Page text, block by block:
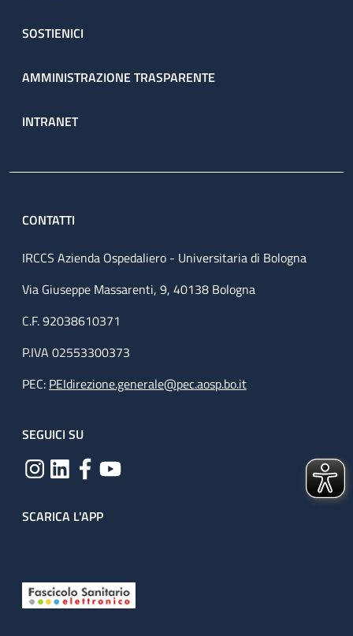
SOSTIENICI
AMMINISTRAZIONE TRASPARENTE
INTRANET
CONTATTI
IRCCS Azienda Ospedaliero - Universitaria di Bologna
Via Giuseppe Massarenti, 9, 40138 Bologna
C.F. 92038610371
P.IVA 02553300373
PEC: PEIdirezione.generale@pec.aosp.bo.it
SEGUICI SU
SCARICA L'APP